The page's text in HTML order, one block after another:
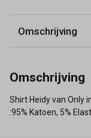
Omschrijving
Omschrijving
Shirt Heidy van Only
:95% Katoen, 5%